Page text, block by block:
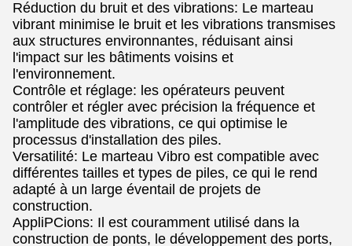
Réduction du bruit et des vibrations: Le marteau
vibrant minimise le bruit et les vibrations transmises
aux structures environnantes, réduisant ainsi
l'impact sur les bâtiments voisins et
l'environnement.
Contrôle et réglage: les opérateurs peuvent
contrôler et régler avec précision la fréquence et
l'amplitude des vibrations, ce qui optimise le
processus d'installation des piles.
Versatilité: Le marteau Vibro est compatible avec
différentes tailles et types de piles, ce qui le rend
adapté à un large éventail de projets de
construction.
AppliPCions: Il est couramment utilisé dans la
construction de ponts, le développement des ports,